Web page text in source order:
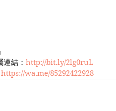
結： http://bit.ly/2lg0ruL
https://wa.me/85292422928